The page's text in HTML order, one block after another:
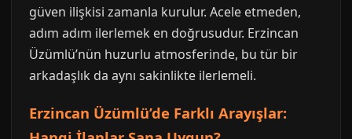
güven ilişkisi zamanla kurulur. Acele etmeden,
adım adım ilerlemek en doğrusudur. Erzincan
Üzümlü’nün huzurlu atmosferinde, bu tür bir
arkadaşlık da aynı sakinlikte ilerlemeli.
Erzincan Üzümlü’de Farklı Arayışlar: